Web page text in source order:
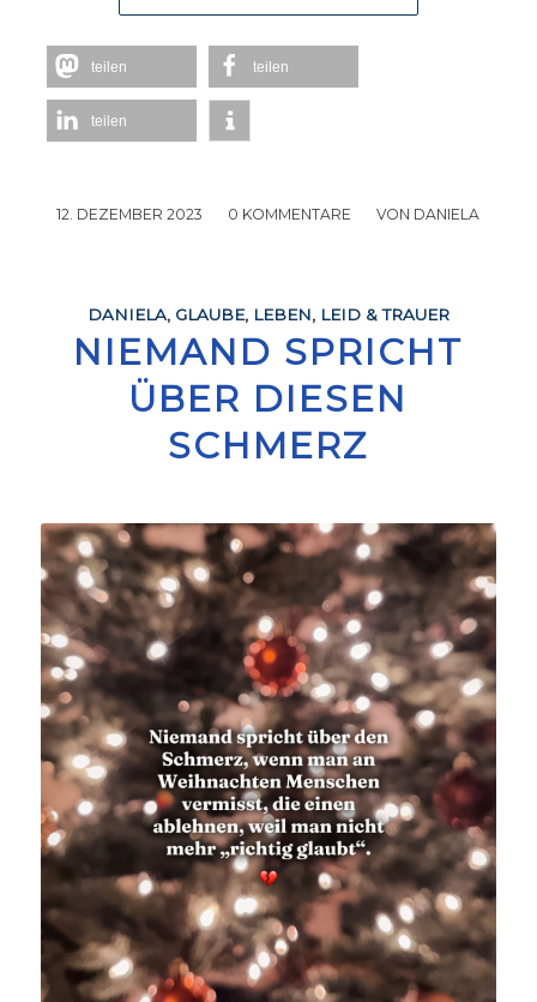
teilen teilen
teilen
12. DEZEMBER 2023
/ 0 KOMMENTARE
/ VON DANIELA
DANIELA, GLAUBE, LEBEN, LEID & TRAUER
NIEMAND SPRICHT
ÜBER DIESEN
SCHMERZ